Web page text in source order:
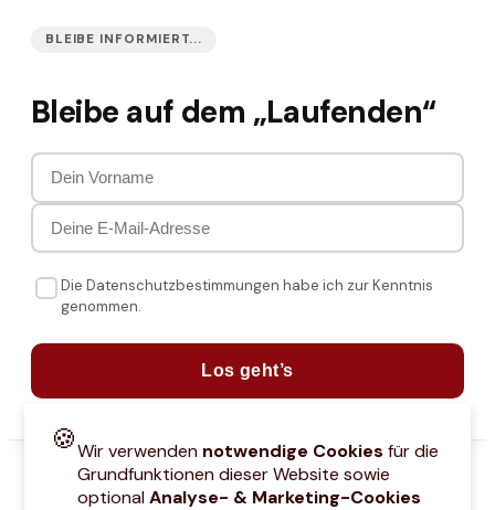
BLEIBE INFORMIERT...
Bleibe auf dem „Laufenden“
Die Datenschutzbestimmungen habe ich zur Kenntnis
genommen.
Los geht’s
🍪Wir verwenden notwendige Cookies für die
Grundfunktionen dieser Website sowie
optionalAnalyse- & Marketing-Cookies